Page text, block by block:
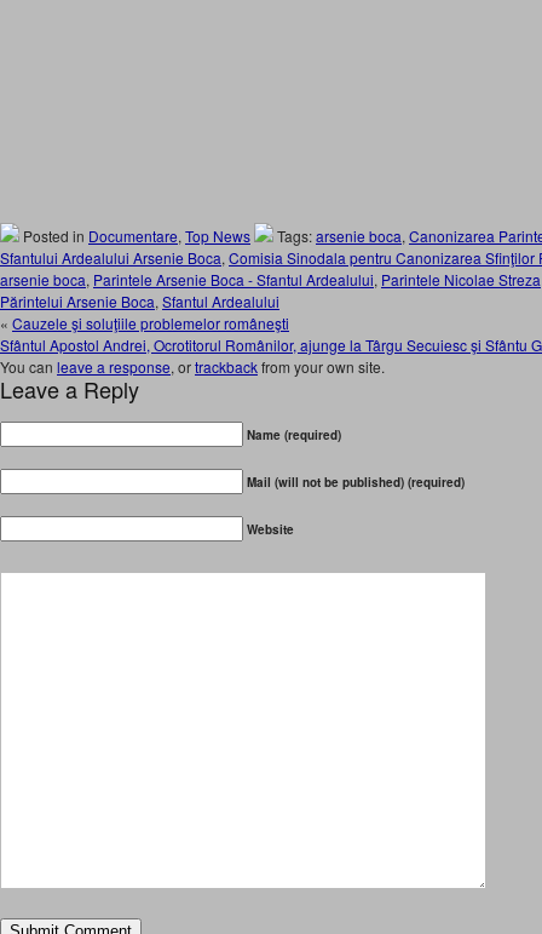
Posted in Documentare, Top News Tags:arsenie boca, Canonizarea
Sfantului Ardealului Arsenie Boca, Comisia Sinodala pentru Canonizarea Sfinţilor
arsenie boca, Parintele Arsenie Boca - Sfantul Ardealului, Parintele Nicolae Streza
Părintelui Arsenie Boca, Sfantul Ardealului
« Cauzele şi soluţiile problemelor româneşti
Sfântul Apostol Andrei, Ocrotitorul Românilor, ajunge la Târgu Secuiesc şi Sfântu
You can leave a response, ortrackbackfrom your own site.
Leave a Reply
Name (required)
Mail (will not be published) (required)
Website